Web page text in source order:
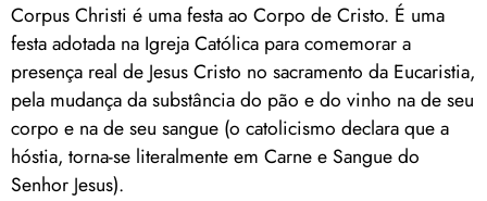
Corpus Christi é uma festa ao Corpo de Cristo. É uma
festa adotada na Igreja Católica para comemorar a
presença real de Jesus Cristo no sacramento da Eucaristia,
pela mudança da substância do pão e do vinho na de seu
corpo e na de seu sangue (o catolicismo declara que a
hóstia, torna-se literalmente em Carne e Sangue do
Senhor Jesus).